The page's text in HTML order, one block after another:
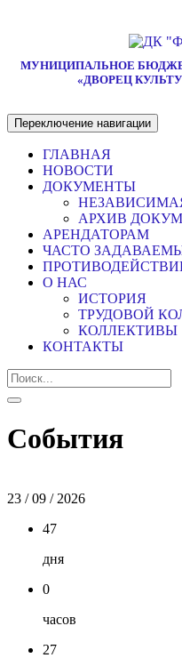
МУНИЦИПАЛЬНОЕ
«ДВОРЕЦ
Переключение навигации
ГЛАВНАЯ
НОВОСТИ
ДОКУМЕНТЫ
АРХИВ
АРЕНДАТОРАМ
ЧАСТО
О НАС
ИСТОРИЯ
ТРУДОВОЙ
КОЛЛЕКТИВЫ
КОНТАКТЫ
События
23 / 09 / 2026
47
дня
0
часов
27